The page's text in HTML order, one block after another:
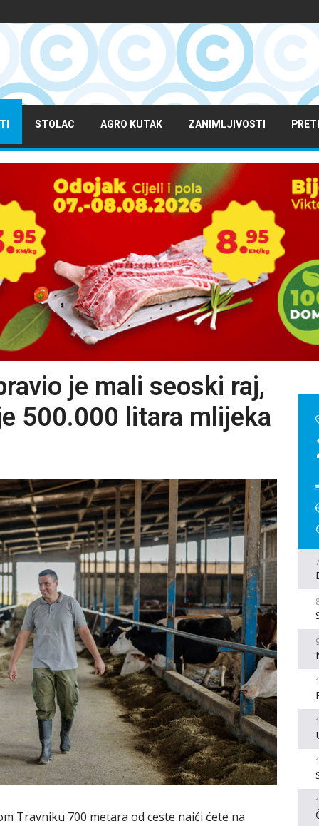
STOLAC AGRO KUTAK ZANIMLJIVOSTI
je mali seoski raj,
500.000 litara mlijeka
Travniku 700 metara od ceste naići ćete na